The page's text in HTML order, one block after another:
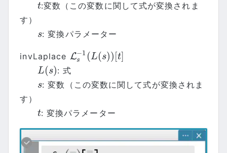
t
t:変数（この変数に関して式が変換されま
す）
s
s: 変換パラメーター
invLaplace L−1
s (L(s)) [t]
Ls−1 (L(s ))[ t
L(s)
L(s ) : 式
s
s: 変数（この変数に関して式が変換されま
す）
t
t: 変換パラメーター